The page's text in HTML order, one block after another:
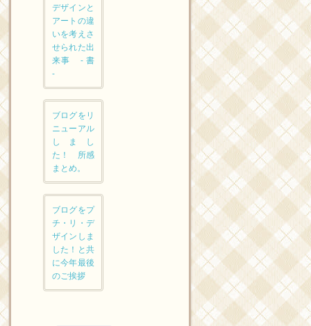
デザインと
アートの違
いを考えさ
せられた出
来事 - 書
-
ブログをリ
ニューアル
しまし
た！ 所感
まとめ。
ブログをプ
チ・リ・デ
ザインしま
した！と共
に今年最後
のご挨拶